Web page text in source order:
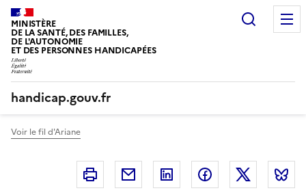
Panneau de gestion des cookies
MINISTÈRE
DE LA SANTÉ, DES FAMILLES,
DE L'AUTONOMIE
ET DES PERSONNES HANDICAPÉES
handicap.gouv.fr
Voir le fil d'Ariane
Imprimer Courriel Linkedin FacebookTwitter